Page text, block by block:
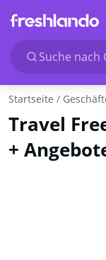
Suche nach
Startseite
Travel
+